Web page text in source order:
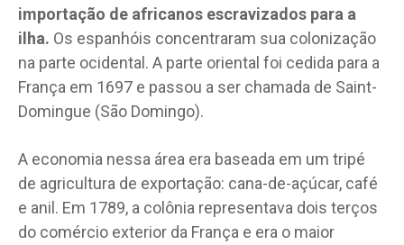
importação de africanos escravizados para a
ilha. Os espanhóis concentraram sua colonização
na parte ocidental. A parte oriental foi cedida para a
França em 1697 e passou a ser chamada de Saint-
Domingue (São Domingo).
A economia nessa área era baseada em um tripé
de agricultura de exportação: cana-de-açúcar, café
e anil. Em 1789, a colônia representava dois terços
do comércio exterior da França e era o maior